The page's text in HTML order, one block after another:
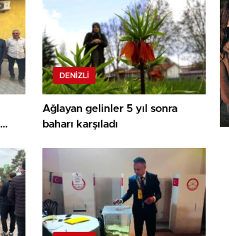
DENIZLI
Ağlayan gelinler 5 yıl sonra
baharı karşıladı